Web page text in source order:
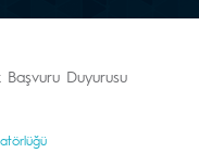
Başvuru Duyurusu